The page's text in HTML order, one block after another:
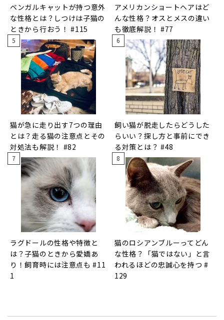
ベンガルキャットが持つ意外
な性格とは？しつけは子猫の
ときから行おう！ #115
アメリカンショートヘアはど
んな性格？オスとメスの違い
も徹底解説！ #77
猫が急に走り出す7つの理由
とは？走る猫の注意点とその
対処法も解説！ #82
飼い猫が脱走したらどうした
らいい？探し方と事前にでき
る対策とは？ #48
ラグドールの性格や特徴と
は？子猫のときから愛嬌あ
り！飼育時には注意点も #11
1
猫のロシアンブルーってどん
な性格？「猫ではない」と言
われるほどの忠誠心を持つ #
129